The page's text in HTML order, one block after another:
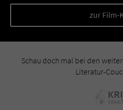
zur Film-
Schau doch mal bei den
Literatur-